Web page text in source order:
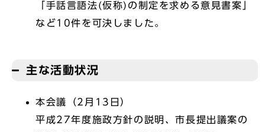
「手話言語法(仮称)の制定を求める意見書案」
など10件を可決しました。
主な活動状況
本会議（2月13日）
平成27年度施政方針の説明、市長提出議案の